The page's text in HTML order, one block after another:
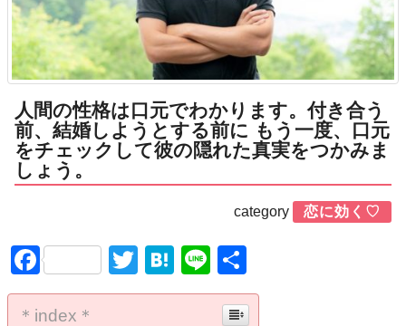
人間の性格は口元でわかります。付き合う
前、結婚しようとする前に もう一度、口元
をチェックして彼の隠れた真実をつかみま
しょう。
category 恋に効く♡
FacebookTwitter
Hatena
Line
有
＊index＊